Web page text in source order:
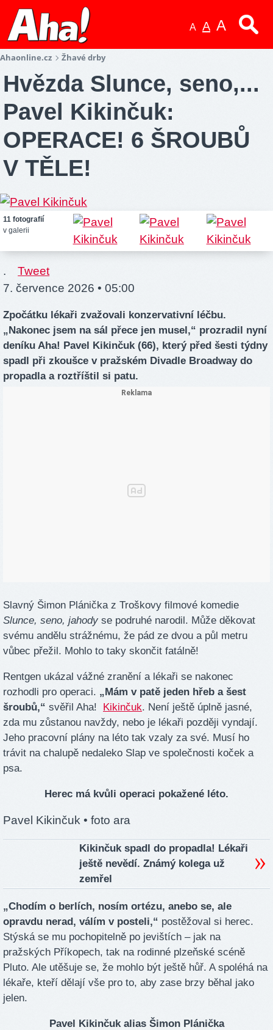
A A A
Ahaonline.cz Žhavé drby
Hvězda Slunce, seno,...
Pavel Kikinčuk:
OPERACE! 6 ŠROUBŮ
V TĚLE!
11 fotografií
v galerii
.
Tweet
7. července 2026 • 05:00
Zpočátku lékaři zvažovali konzervativní léčbu.
„Nakonec jsem na sál přece jen musel,“ prozradil nyní
deníku Aha! Pavel Kikinčuk (66), který před šesti týdny
spadl při zkoušce v pražském Divadle Broadway do
propadla a roztříštil si patu.
Slavný Šimon Plánička z Troškovy filmové komedie
Slunce, seno, jahody se podruhé narodil. Může děkovat
svému andělu strážnému, že pád ze dvou a půl metru
vůbec přežil. Mohlo to taky skončit fatálně!
Rentgen ukázal vážné zranění a lékaři se nakonec
rozhodli pro operaci. „Mám v patě jeden hřeb a šest
šroubů,“ svěřil Aha! Kikinčuk. Není ještě úplně jasné,
zda mu zůstanou navždy, nebo je lékaři později vyndají.
Jeho pracovní plány na léto tak vzaly za své. Musí ho
trávit na chalupě nedaleko Slap ve společnosti koček a
psa.
Herec má kvůli operaci pokažené léto.
Pavel Kikinčuk • foto ara
Kikinčuk spadl do propadla! Lékaři
ještě nevědí. Známý kolega už
zemřel
„Chodím o berlích, nosím ortézu, anebo se, ale
opravdu nerad, válím v posteli,“ postěžoval si herec.
Stýská se mu pochopitelně po jevištích – jak na
pražských Příkopech, tak na rodinné plzeňské scéně
Pluto. Ale utěšuje se, že mohlo být ještě hůř. A spoléhá na
lékaře, kteří dělají vše pro to, aby zase brzy běhal jako
jelen.
Pavel Kikinčuk alias Šimon Plánička